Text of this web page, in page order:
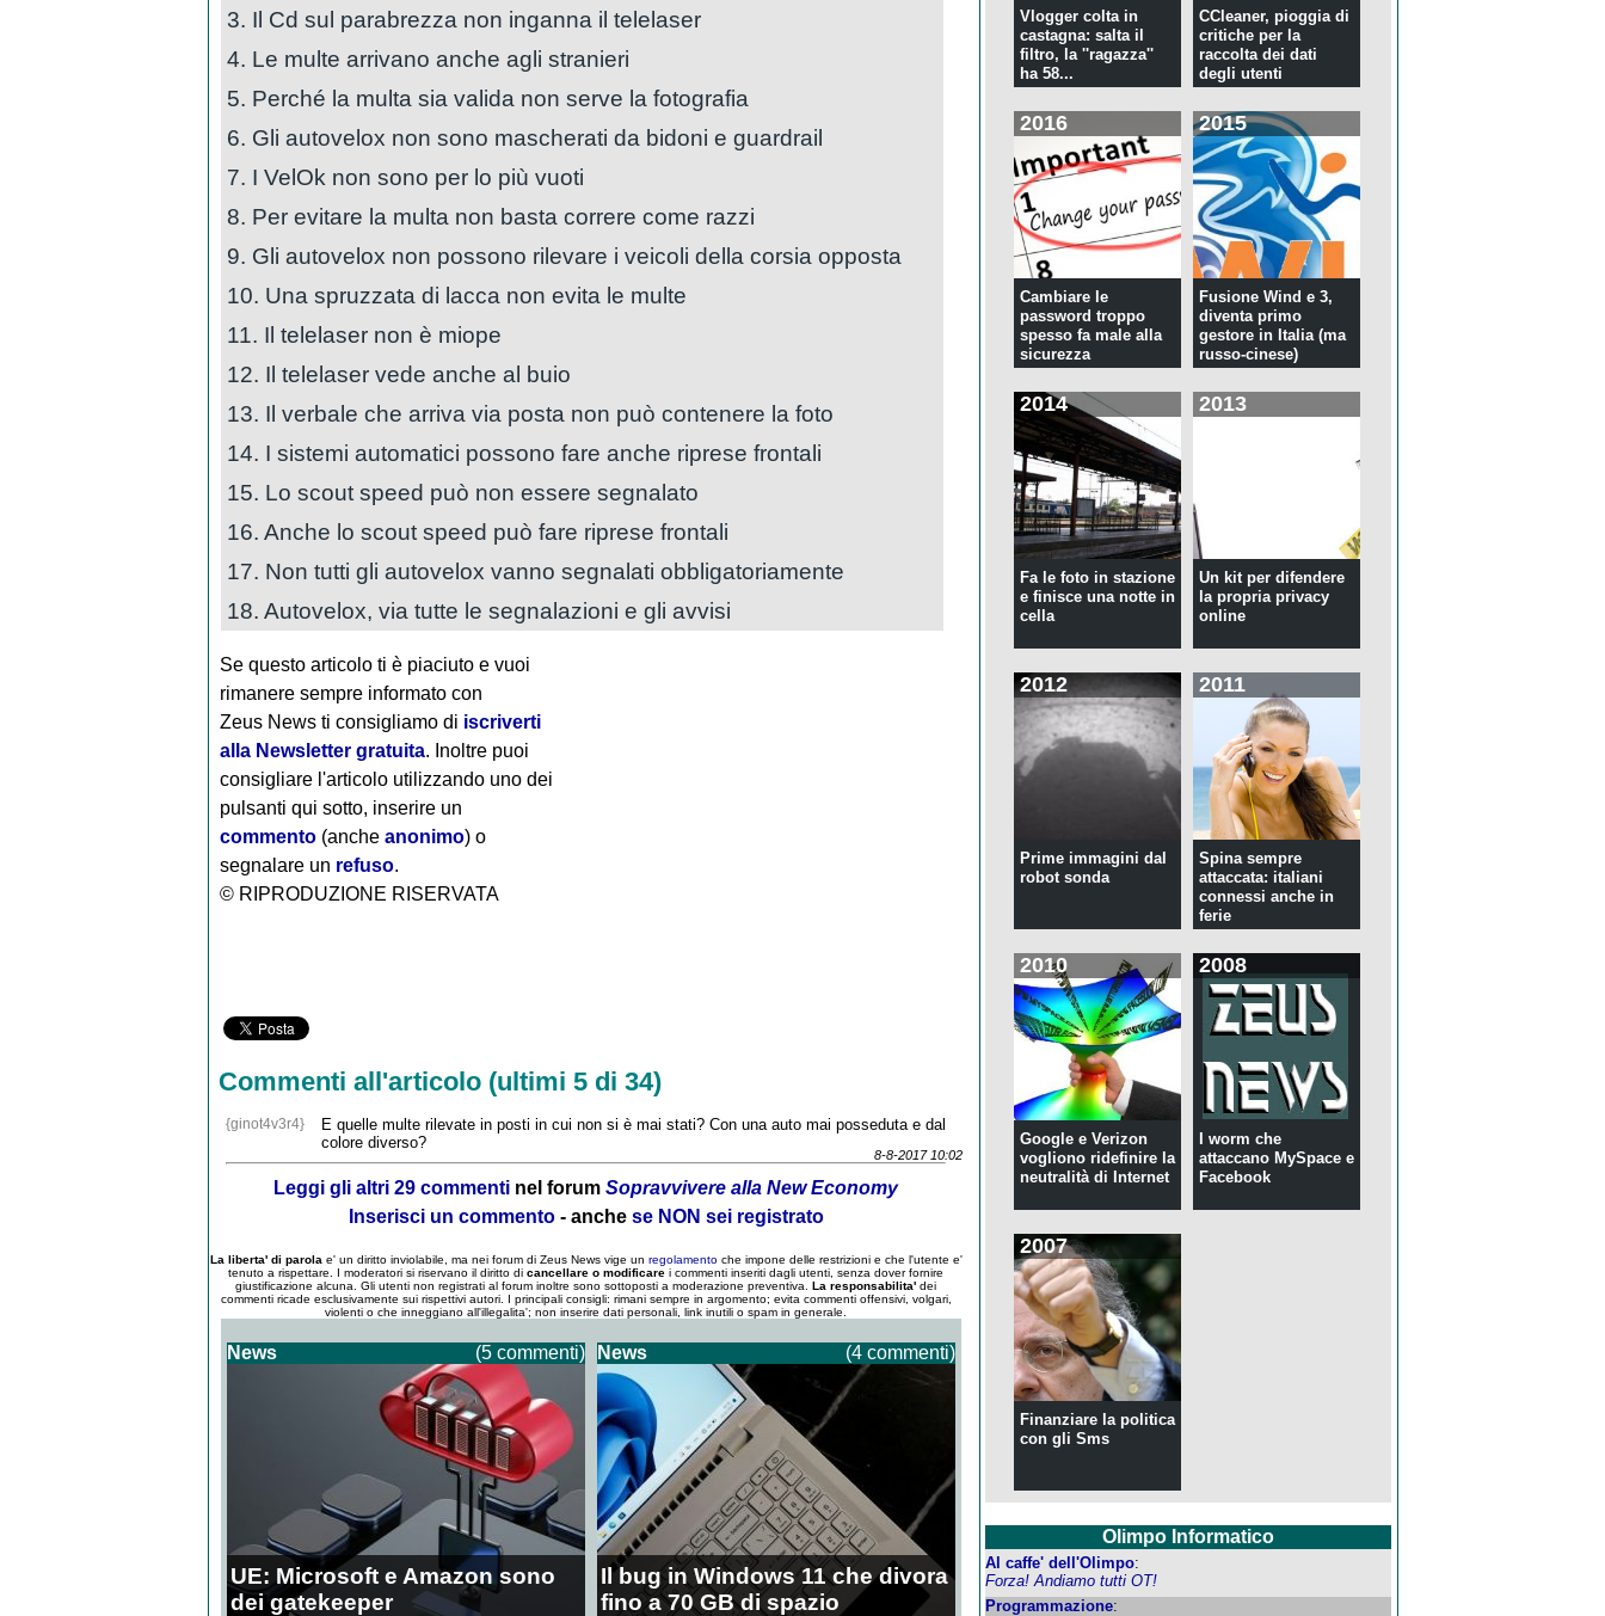
3. Il Cd sul parabrezza non inganna il telelaser
4. Le multe arrivano anche agli stranieri
5. Perché la multa sia valida non serve la fotografia
6. Gli autovelox non sono mascherati da bidoni e guardrail
7. I VelOk non sono per lo più vuoti
8. Per evitare la multa non basta correre come razzi
9. Gli autovelox non possono rilevare i veicoli della corsia opposta
10. Una spruzzata di lacca non evita le multe
11. Il telelaser non è miope
12. Il telelaser vede anche al buio
13. Il verbale che arriva via posta non può contenere la foto
14. I sistemi automatici possono fare anche riprese frontali
15. Lo scout speed può non essere segnalato
16. Anche lo scout speed può fare riprese frontali
17. Non tutti gli autovelox vanno segnalati obbligatoriamente
18. Autovelox, via tutte le segnalazioni e gli avvisi
Se questo articolo ti è piaciuto e vuoi
rimanere sempre informato con
Zeus News ti consigliamo di iscriverti
alla Newsletter gratuita. Inoltre puoi
consigliare l'articolo utilizzando uno dei
pulsanti qui sotto, inserire un
commento(anche anonimo) o
segnalare un refuso.
© RIPRODUZIONE RISERVATA
Commenti all'articolo (ultimi 5 di 34)
{ginot4v3r4}
E quelle multe rilevate in posti in cui non si è mai stati? Con una auto mai posseduta e dal
colore diverso?
8-8-2017 10:02
Leggi gli altri 29 commenti nel forum Sopravvivere alla New Economy
Inserisci un commento- anche se NON sei registrato
La liberta' di parola e' un diritto inviolabile, ma nei forum di Zeus News vige un regolamentoche impone delle restrizioni e che l'utente e'
tenuto a rispettare. I moderatori si riservano il diritto di cancellare o modificare i commenti inseriti dagli utenti, senza dover fornire
giustificazione alcuna. Gli utenti non registrati al forum inoltre sono sottoposti a moderazione preventiva. La responsabilita' dei
commenti ricade esclusivamente sui rispettivi autori. I principali consigli: rimani sempre in argomento; evita commenti offensivi, volgari,
violenti o che inneggiano all'illegalita'; non inserire dati personali, link inutili o spam in generale.
News (5 commenti)
UE: Microsoft e Amazon sono
dei gatekeeper
News (4 commenti)
Il bug in Windows 11 che divora
fino a 70 GB di spazio
Vlogger colta in
castagna: salta il
filtro, la ''ragazza''
ha 58...
CCleaner, pioggia di
critiche per la
raccolta dei dati
degli utenti
2016
Cambiare le
password troppo
spesso fa male alla
sicurezza
2015
Fusione Wind e 3,
diventa primo
gestore in Italia (ma
russo-cinese)
2014
Fa le foto in stazione
e finisce una notte in
cella
2013
Un kit per difendere
la propria privacy
online
2012
Prime immagini dal
robot sonda
2011
Spina sempre
attaccata: italiani
connessi anche in
ferie
2010
Google e Verizon
vogliono ridefinire la
neutralità di Internet
2008
I worm che
attaccano MySpace e
Facebook
2007
Finanziare la politica
con gli Sms
Olimpo Informatico
Al caffe' dell'Olimpo:
Forza! Andiamo tutti OT!
Programmazione: